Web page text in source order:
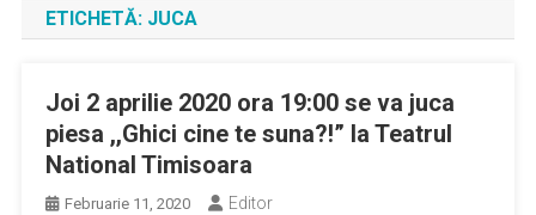
ETICHETĂ: JUCA
Joi 2 aprilie 2020 ora 19:00 se va juca
piesa ,,Ghici cine te suna?!” la Teatrul
National Timisoara
Februarie 11, 2020 Editor